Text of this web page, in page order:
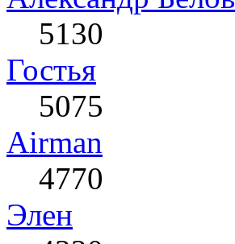
5130
Гостья
5075
Airman
4770
Элен